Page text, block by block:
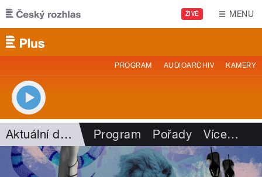
Přejít k hlavnímu obsahu
ŽIVĚ MENU
PROGRAM AUDIOARCHIV KAMERY
Aktuální dění Program Pořady Více…